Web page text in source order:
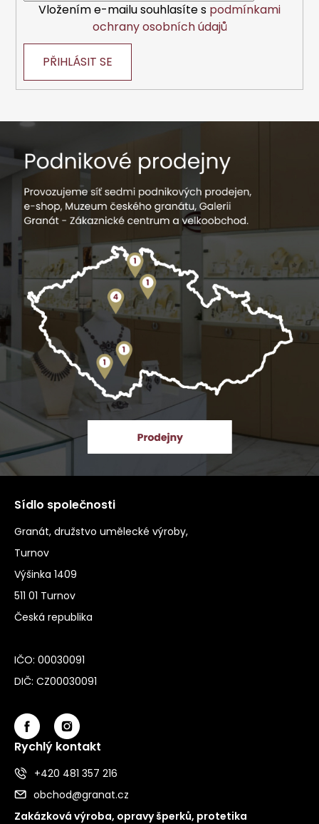
Vložením e-mailu souhlasíte s podmínkami
ochrany osobních údajů
PŘIHLÁSIT SE
Sídlo společnosti
Granát, družstvo umělecké výroby,
Turnov
Výšinka 1409
511 01 Turnov
Česká republika
IČO: 00030091
DIČ: CZ00030091
Rychlý kontakt
+420 481 357 216
obchod@granat.cz
Zakázková výroba, opravy šperků, protetika